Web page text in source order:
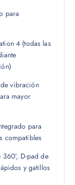
para
4 (todas las
vibración
mayor
para
compatibles
D-pad de
y gatillos